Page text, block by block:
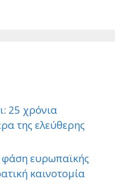
25 χρόνια
της ελεύθερης
ευρωπαϊκής
καινοτομία